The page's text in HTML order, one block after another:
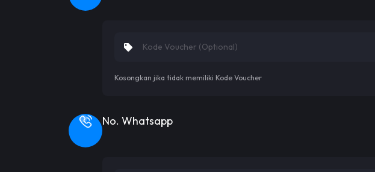
Kosongkan jika tidak memiliki Kode Voucher
No. Whatsapp